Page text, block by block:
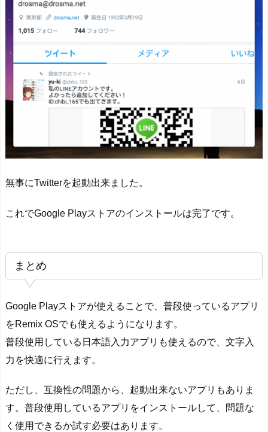
無事にTwitterを起動出来ました。
これでGoogle Playストアのインストールは完了です。
まとめ
Google Playストアが使えることで、普段使っているアプリ
をRemix OSでも使えるようになります。
普段使用している日本語入力アプリも使えるので、文字入
力を快適に行えます。
ただし、互換性の問題から、起動出来ないアプリもありま
す。普段使用しているアプリをインストールして、問題な
く使用できるか試す必要はあります。